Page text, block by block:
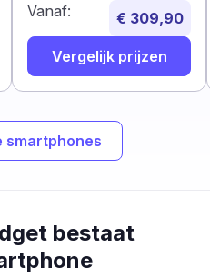
Vanaf: € 309,90
Vergelijk prijzen
smartphones
bestaat